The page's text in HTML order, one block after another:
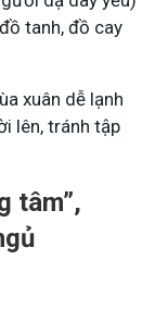
tanh, đồ cay
xuân dễ lạnh
lên, tránh tập
tâm”,